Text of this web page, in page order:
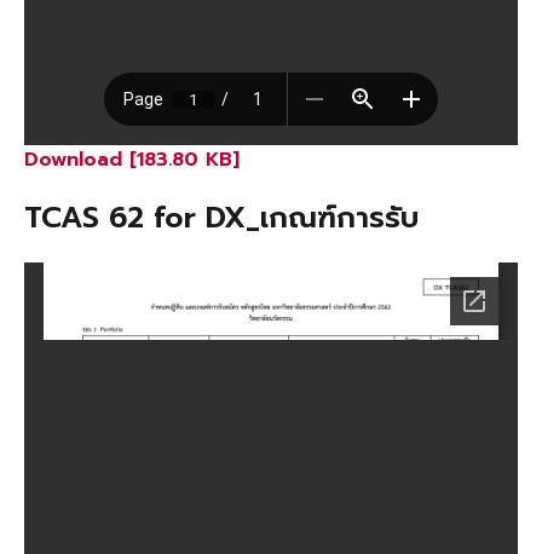
Download [183.80 KB]
TCAS 62 for DX_เกณฑ์การรับ